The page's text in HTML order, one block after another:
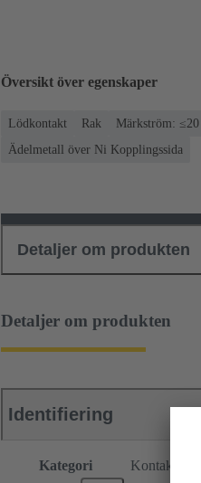
Översikt över egenskaper
Lödkontakt Rak Märkström: ≤20
Ädelmetall över Ni Kopplingssida
Detaljer om produkten
Detaljer om produkten
Identifiering
Kategori Kontakter